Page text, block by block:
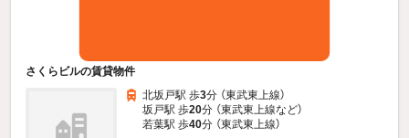
さくらビルの賃貸物件
北坂戸駅 歩3分 （東武東上線）
坂戸駅 歩20分 （東武東上線など）
若葉駅 歩40分 （東武東上線）